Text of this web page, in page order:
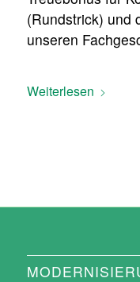
(Rundstrick) und
unseren
Weiterlesen